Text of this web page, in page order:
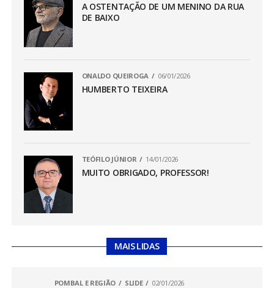
A OSTENTAÇÃO DE UM MENINO DA RUA
DE BAIXO
ONALDO QUEIROGA 06/01/2026
HUMBERTO TEIXEIRA
TEÓFILO JÚNIOR 14/01/2026
MUITO OBRIGADO, PROFESSOR!
MAIS LIDAS
POMBAL E REGIÃO SLIDE 02/01/2026